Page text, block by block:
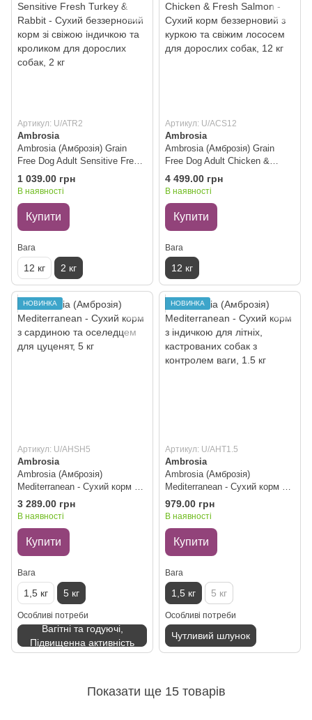
Артикул: U/ATR2
Ambrosia
Ambrosia (Амброзія) Grain
Free Dog Adult Sensitive Fresh
Turkey & Rabbit - Сухий
беззерновий корм зі свіжою
дорослих собак, 2 кг
1 039.00 грн
В наявності
Купити
Вага
12 кг 2 кг
Артикул: U/ACS12
Ambrosia
Ambrosia (Амброзія) Grain
Free Dog Adult Chicken &
Fresh Salmon - Сухий корм
беззерновий з куркою та
дорослих собак, 12 кг
4 499.00 грн
В наявності
Купити
Вага
12 кг
НОВИНКА
Артикул: U/AHSH5
Ambrosia
Ambrosia (Амброзія)
Mediterranean - Сухий корм з
сардиною та оселедцем для
цуценят, 5 кг
3 289.00 грн
В наявності
Купити
Вага
1,5 кг 5 кг
Особливі потреби
Вагітні та годуючі,
Підвищенна активність
НОВИНКА
Артикул: U/AHT1.5
Ambrosia
Ambrosia (Амброзія)
Mediterranean - Сухий корм з
індичкою для літніх,
кастрованих собак з
979.00 грн
В наявності
Купити
Вага
1,5 кг 5 кг
Особливі потреби
Чутливий шлунок
Показати ще 15 товарів